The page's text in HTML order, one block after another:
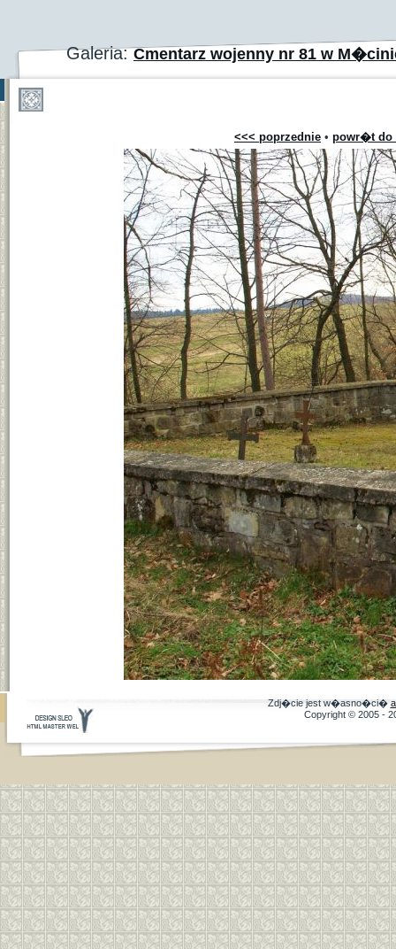
Galeria:Cmentarz wojenny nr 81 w
<<< poprzednie • powr�t do
Zdj�cie jest w�asno�ci�
Copyright © 2005 -